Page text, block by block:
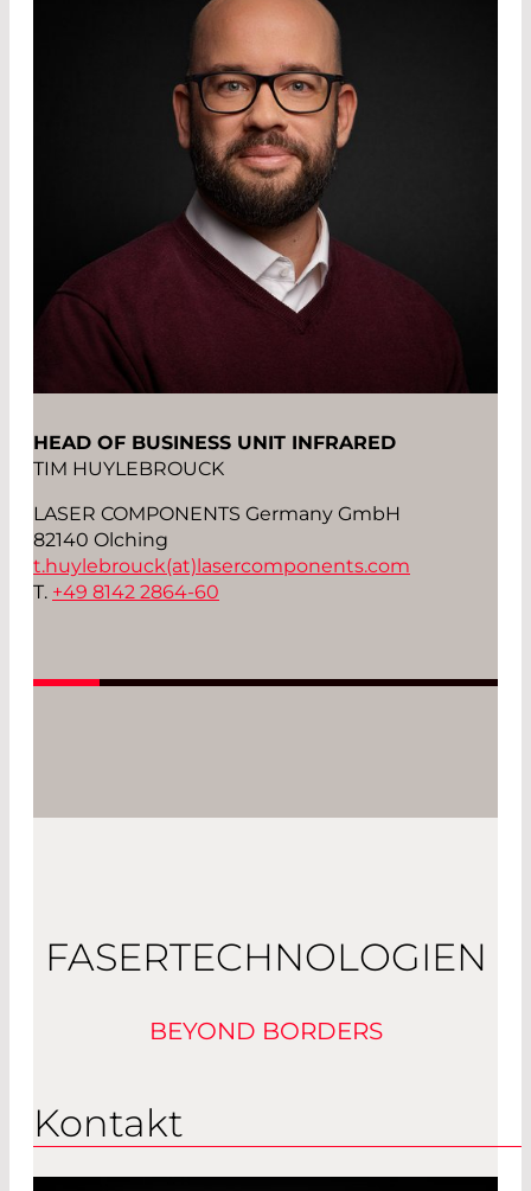
HEAD OF BUSINESS UNIT INFRARED
TIM HUYLEBROUCK
LASER COMPONENTS Germany GmbH
82140 Olching
t.huylebrouck(at) lasercomponents.com
T. +49 8142 2864-60
FASERTECHNOLOGIEN
BEYOND BORDERS
Kontakt